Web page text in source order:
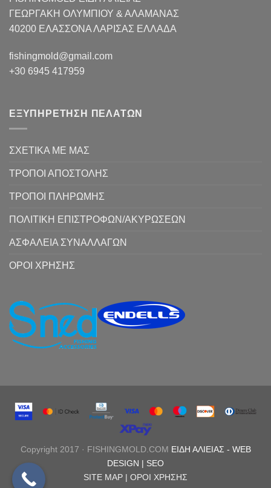
ΓΕΩΡΓΑΚΗ ΟΛΥΜΠΙΟΥ & ΑΛΑΜΑΝΑΣ
40200 ΕΛΑΣΣΟΝΑ ΛΑΡΙΣΑΣ EΛΛΑΔΑ
fishingmold@gmail.com
+30 6945 417959
ΕΞΥΠΗΡΕΤΗΣΗ ΠΕΛΑΤΩΝ
ΣΧΕΤΙΚΑ ΜΕ ΜΑΣ
ΤΡΟΠΟΙ ΑΠΟΣΤΟΛΗΣ
ΤΡΟΠΟΙ ΠΛΗΡΩΜΗΣ
ΠΟΛΙΤΙΚΗ ΕΠΙΣΤΡΟΦΩΝ/ΑΚΥΡΩΣΕΩΝ
ΑΣΦΑΛΕΙΑ ΣΥΝΑΛΛΑΓΩΝ
ΟΡΟΙ ΧΡΗΣΗΣ
Copyright 2017 · FISHINGMOLD.COM ΕΙΔΗ ΑΛΙΕΙΑΣ - WEB
DESIGN | SEO
SITE MAP | ΟΡΟΙ ΧΡΗΣΗΣ